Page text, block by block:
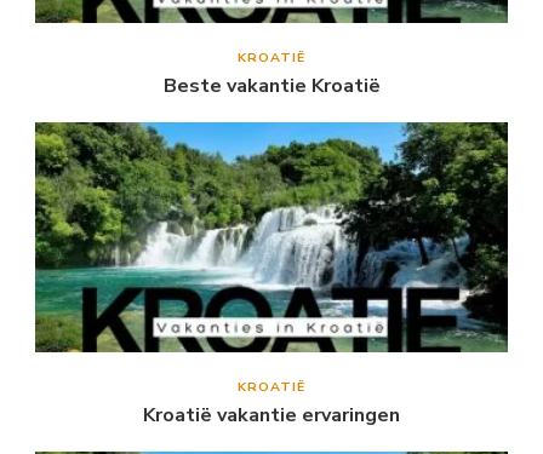
KROATIË
Beste vakantie Kroatië
KROATIË
Kroatië vakantie ervaringen